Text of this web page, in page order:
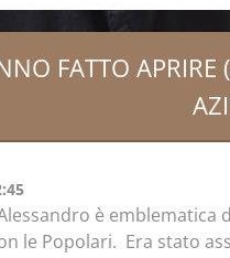
FATTO APRIRE
è
le Popolari. Era stato